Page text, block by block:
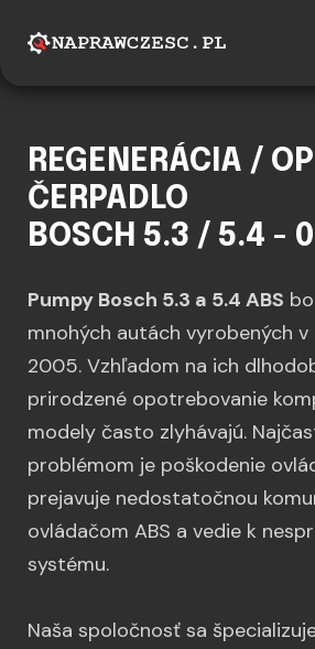
REGENERÁCIA /
ČERPADLO
BOSCH 5.3 / 5.4 -
Pumpy Bosch 5.3 a 5.4 ABS
mnohých autách vyrobených v
2005. Vzhľadom na ich
prirodzené opotrebovanie
modely často zlyhávajú.
problémom je poškodenie
prejavuje nedostatočnou
ovládačom ABS a vedie k
systému.
Naša spoločnosť sa